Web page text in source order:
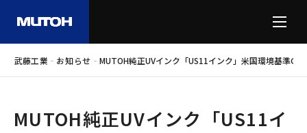
武藤工業 - お知らせ - MUTOH純正UVインク「US11インク」米国環境基準
MUTOH純正UVインク「US11イ